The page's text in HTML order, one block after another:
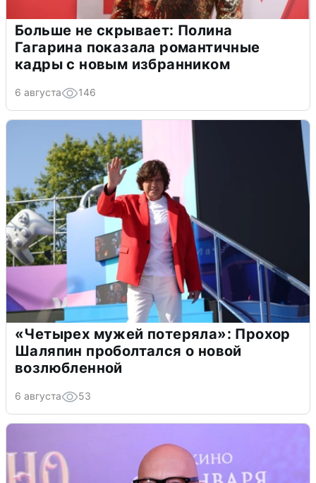
Больше не скрывает: Полина
Гагарина показала романтичные
кадры с новым избранником
6 августа 146
«Четырех мужей потеряла»: Прохор
Шаляпин проболтался о новой
возлюбленной
6 августа 53